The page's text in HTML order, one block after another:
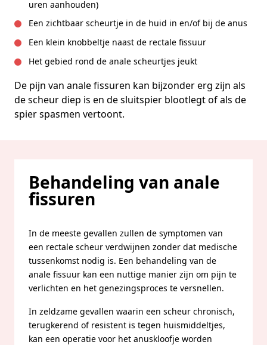
uren aanhouden)
Een zichtbaar scheurtje in de huid in en/of bij de anus
Een klein knobbeltje naast de rectale fissuur
Het gebied rond de anale scheurtjes jeukt
De pijn van anale fissuren kan bijzonder erg zijn als
de scheur diep is en de sluitspier blootlegt of als de
spier spasmen vertoont.
Behandeling van anale
fissuren
In de meeste gevallen zullen de symptomen van
een rectale scheur verdwijnen zonder dat medische
tussenkomst nodig is. Een behandeling van de
anale fissuur kan een nuttige manier zijn om pijn te
verlichten en het genezingsproces te versnellen.
In zeldzame gevallen waarin een scheur chronisch,
terugkerend of resistent is tegen huismiddeltjes,
kan een operatie voor het anuskloofje worden